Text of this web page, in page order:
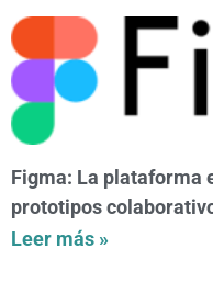
Figma: La plataforma
prototipos
Leer más »